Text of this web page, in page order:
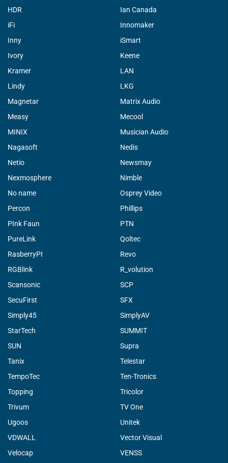
HDR
Ian Canada
iFi
Innomaker
Inny
iSmart
Ivory
Keene
Kramer
LAN
Lindy
LKG
Magnetar
Matrix Audio
Measy
Mecool
MINIX
Musician Audio
Nagasoft
Nedis
Netio
Newsmay
Nexmosphere
Nimble
No name
Osprey Video
Percon
Phillips
PInk Faun
PTN
PureLink
Qoltec
RasberryPI
Revo
RGBlink
R_volution
Scansonic
SCP
SecuFirst
SFX
Simply45
SimplyAV
StarTech
SUMMIT
SUN
Supra
Tanix
Telestar
TempoTec
Ten-Tronics
Topping
Tricolor
Trivum
TV One
Ugoos
Unitek
VDWALL
Vector Visual
Velocap
VENSS